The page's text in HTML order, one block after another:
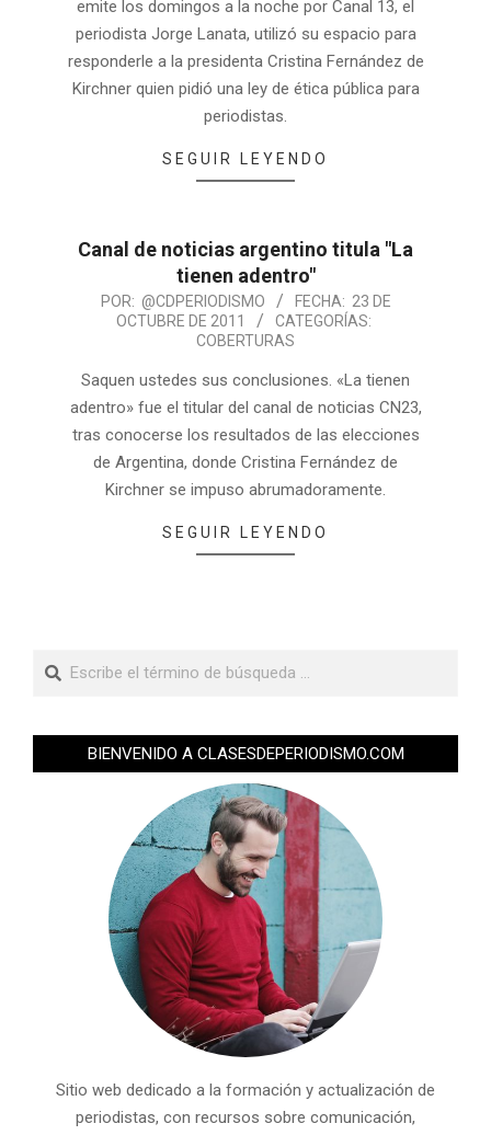
emite los domingos a la noche por Canal 13, el
periodista Jorge Lanata, utilizó su espacio para
responderle a la presidenta Cristina Fernández de
Kirchner quien pidió una ley de ética pública para
periodistas.
SEGUIR LEYENDO
Canal de noticias argentino titula "La
tienen adentro"
POR: @CDPERIODISMO FECHA: 23 DE
OCTUBRE DE 2011
CATEGORÍAS:
COBERTURAS
Saquen ustedes sus conclusiones. «La tienen
adentro» fue el titular del canal de noticias CN23,
tras conocerse los resultados de las elecciones
de Argentina, donde Cristina Fernández de
Kirchner se impuso abrumadoramente.
SEGUIR LEYENDO
BIENVENIDO A CLASESDEPERIODISMO.COM
Sitio web dedicado a la formación y actualización de
periodistas, con recursos sobre comunicación,